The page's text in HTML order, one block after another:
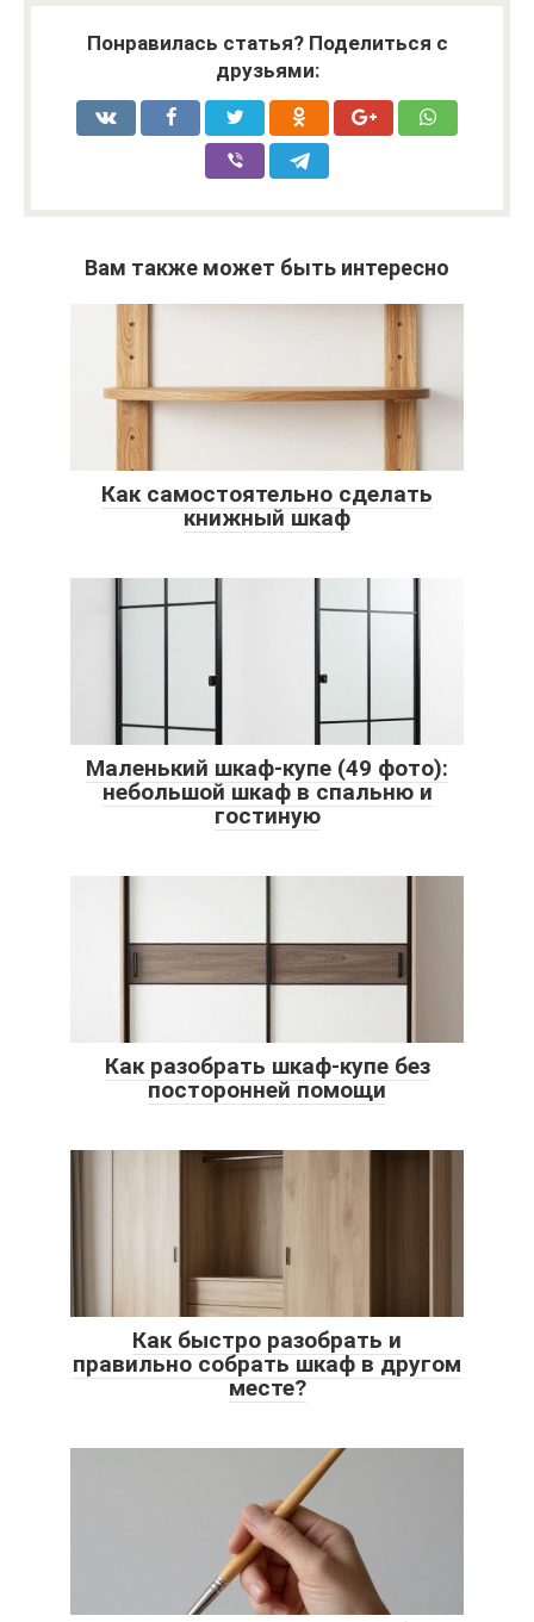
Понравилась статья? Поделиться с
друзьями:
Вам также может быть интересно
Как самостоятельно сделать
книжный шкаф
Маленький шкаф-купе (49 фото):
небольшой шкаф в спальню и
гостиную
Как разобрать шкаф-купе без
посторонней помощи
Как быстро разобрать и
правильно собрать шкаф в другом
месте?